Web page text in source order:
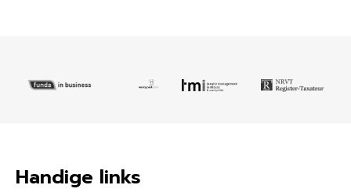
Handige links